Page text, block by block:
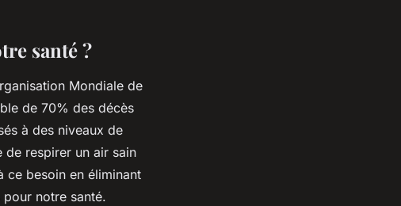
santé ?
Mondiale de
de 70% des décès
à des niveaux de
de respirer un air sain
ce besoin en éliminant
notre santé.